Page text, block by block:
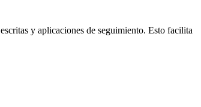
y aplicaciones de seguimiento. Esto facilita